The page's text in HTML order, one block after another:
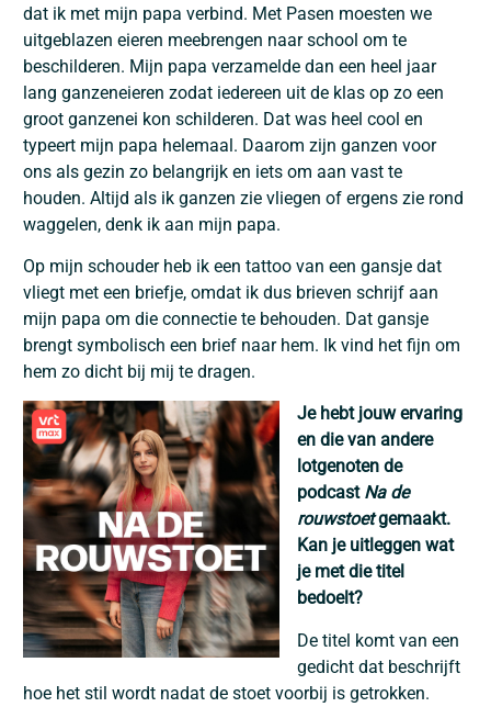
dat ik met mijn papa verbind. Met Pasen moesten we
uitgeblazen eieren meebrengen naar school om te
beschilderen. Mijn papa verzamelde dan een heel jaar
lang ganzen­eieren zodat iedereen uit de klas op zo een
groot ganzenei kon schilderen. Dat was heel cool en
typeert mijn papa helemaal. Daarom zijn ganzen voor
ons als gezin zo belangrijk en iets om aan vast te
houden. Altijd als ik ganzen zie vliegen of ergens zie rond
waggelen, denk ik aan mijn papa.
Op mijn schouder heb ik een tattoo van een gansje dat
vliegt met een briefje, omdat ik dus brieven schrijf aan
mijn papa om die connectie te behouden. Dat gansje
brengt symbolisch een brief naar hem. Ik vind het fijn om
hem zo dicht bij mij te dragen.
Je hebt jouw ervaring
en die van andere
lotgenoten de
podcast Na de
rouwstoetgemaakt.
Kan je uitleggen wat
je met die titel
bedoelt?
De titel komt van een
gedicht dat beschrijft
hoe het stil wordt nadat de stoet voorbij is getrokken.